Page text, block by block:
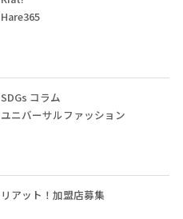
Hare365
SDGs コラム
ユニバーサルファッション
リアット！加盟店募集